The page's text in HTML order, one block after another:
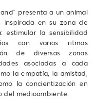
presenta a un animal
en su zona de
estimular la sensibilidad
con varios ritmos
de diversas zonas
asociadas a cada
la empatía, la amistad,
la concientización en
del medioambiente.